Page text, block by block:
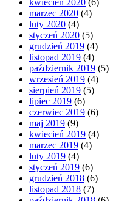
kwiecień 2020 (6)
marzec 2020 (4)
luty 2020 (4)
styczeń 2020 (5)
grudzień 2019 (4)
listopad 2019 (4)
październik 2019 (5)
wrzesień 2019 (4)
sierpień 2019 (5)
lipiec 2019 (6)
czerwiec 2019 (6)
maj 2019 (9)
kwiecień 2019 (4)
marzec 2019 (4)
luty 2019 (4)
styczeń 2019 (6)
grudzień 2018 (6)
listopad 2018 (7)